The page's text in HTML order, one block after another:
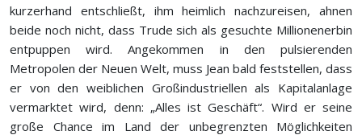
kurzerhand entschließt, ihm heimlich nachzureisen, ahnen
beide noch nicht, dass Trude sich als gesuchte Millionenerbin
entpuppen wird. Angekommen in den pulsierenden
Metropolen der Neuen Welt, muss Jean bald feststellen, dass
er von den weiblichen Großindustriellen als Kapitalanlage
vermarktet wird, denn: „Alles ist Geschäft“. Wird er seine
große Chance im Land der unbegrenzten Möglichkeiten